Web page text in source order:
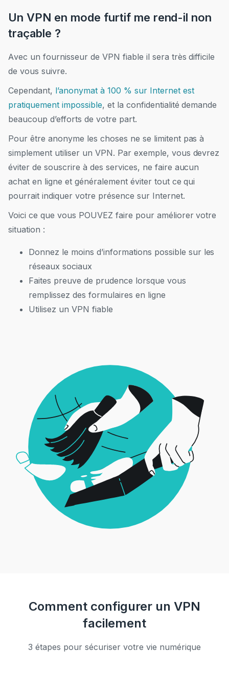
Un VPN en mode furtif me rend-il non
traçable ?
Avec un fournisseur de VPN fiable il sera très difficile
de vous suivre.
Cependant, l’anonymat à 100 % sur Internet est
pratiquement impossible, et la confidentialité demande
beaucoup d’efforts de votre part.
Pour être anonyme les choses ne se limitent pas à
simplement utiliser un VPN. Par exemple, vous devrez
éviter de souscrire à des services, ne faire aucun
achat en ligne et généralement éviter tout ce qui
pourrait indiquer votre présence sur Internet.
Voici ce que vous POUVEZ faire pour améliorer votre
situation :
Donnez le moins d’informations possible sur les
réseaux sociaux
Faites preuve de prudence lorsque vous
remplissez des formulaires en ligne
Utilisez un VPN fiable
Comment configurer un VPN
facilement
3 étapes pour sécuriser votre vie numérique